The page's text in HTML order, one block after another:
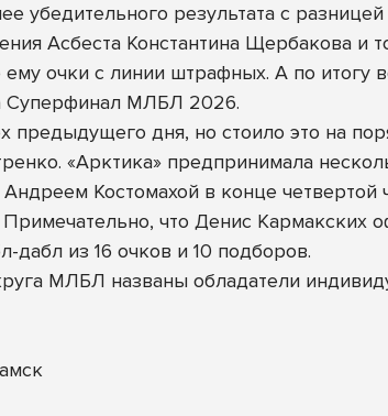
убедительного результата с
Асбеста Константина Щербакова и
очки с линии штрафных. А по итогу
Суперфинал МЛБЛ 2026.
предыдущего дня, но стоило это на
«Арктика» предпринимала
Костомахой в конце четвертой
что Денис Кармакских
дабл из 16 очков и 10 подборов.
МЛБЛ названы обладатели